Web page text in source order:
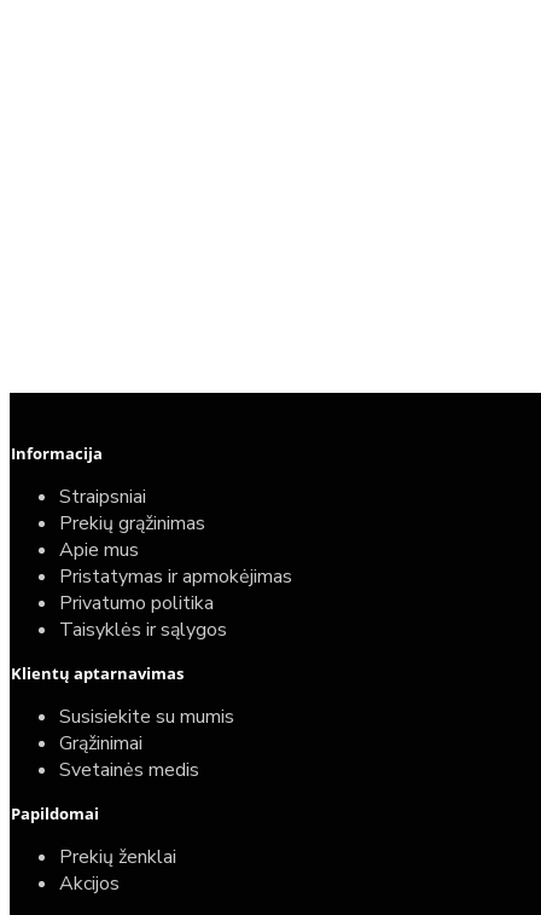
Informacija
Straipsniai
Prekių grąžinimas
Apie mus
Pristatymas ir apmokėjimas
Privatumo politika
Taisyklės ir sąlygos
Klientų aptarnavimas
Susisiekite su mumis
Grąžinimai
Svetainės medis
Papildomai
Prekių ženklai
Akcijos